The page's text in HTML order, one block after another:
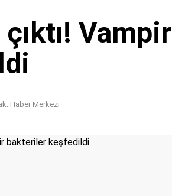
Vampir
Haber Merkezi